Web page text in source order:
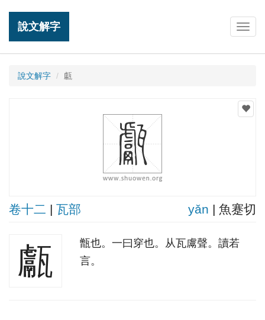
說文解字
說文解字 甗
卷十二 | 瓦部 yǎn | 魚蹇切
甗
甑也。一曰穿也。从瓦鬳聲。讀若
言。